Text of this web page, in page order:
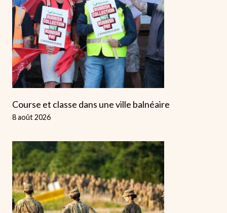
Course et classe dans une ville balnéaire
8 août 2026